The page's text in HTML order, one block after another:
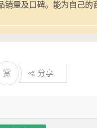
量及口碑。能为自己的
赏 分享